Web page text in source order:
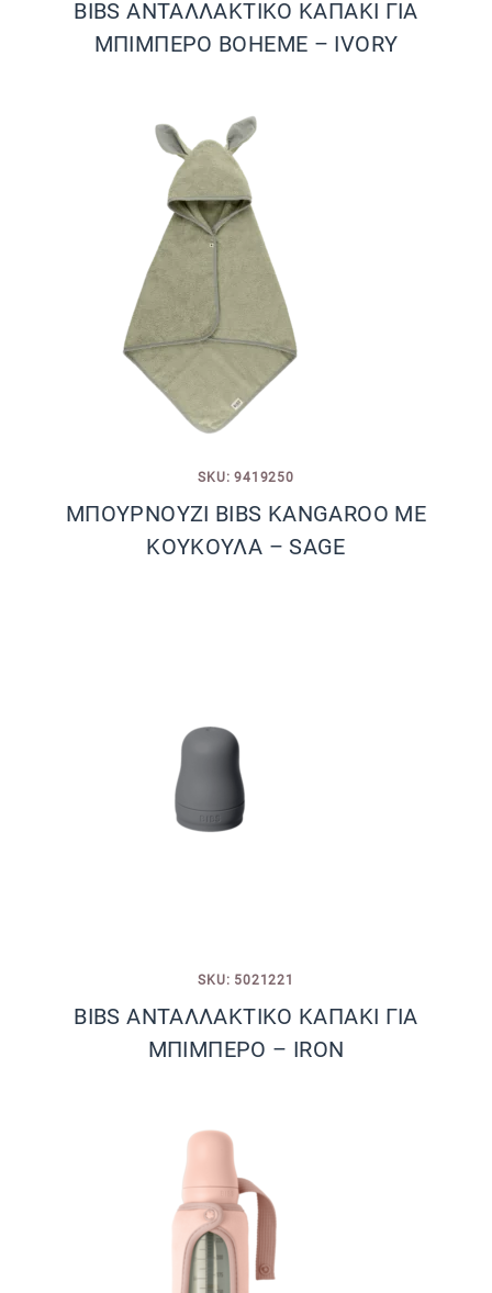
BIBS ΑΝΤΑΛΛΑΚΤΙΚΟ ΚΑΠΑΚΙ ΓΙΑ
ΜΠΙΜΠΕΡΟ BOHEME – IVORY
SKU: 9419250
ΜΠΟΥΡΝΟΥΖΙ BIBS KANGAROO ΜΕ
ΚΟΥΚΟΥΛΑ – SAGE
SKU: 5021221
BIBS ΑΝΤΑΛΛΑΚΤΙΚΟ ΚΑΠΑΚΙ ΓΙΑ
ΜΠΙΜΠΕΡΟ – IRON